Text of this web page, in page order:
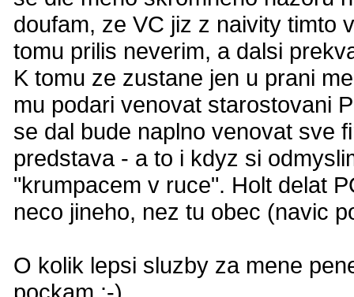
doufam, ze VC jiz z naivity timto
tomu prilis neverim, a dalsi
K tomu ze zustane jen u prani
mu podari venovat starostovani
se dal bude naplno venovat sve
predstava - a to i kdyz si
"krumpacem v ruce". Holt delat
neco jineho, nez tu obec (navic
O kolik lepsi sluzby za mene